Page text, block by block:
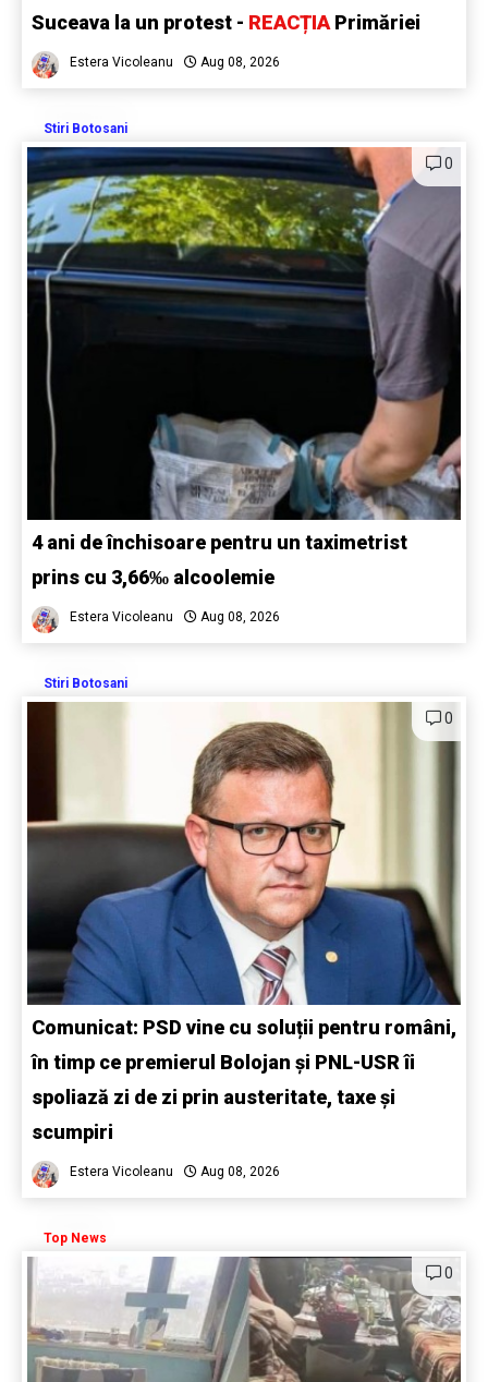
Suceava la un protest - REACȚIA Primăriei
Estera Vicoleanu Aug 08, 2026
Stiri Botosani
0
4 ani de închisoare pentru un taximetrist
prins cu 3,66‰ alcoolemie
Estera Vicoleanu Aug 08, 2026
Stiri Botosani
0
Comunicat: PSD vine cu soluții pentru români,
în timp ce premierul Bolojan și PNL-USR îi
spoliază zi de zi prin austeritate, taxe și
scumpiri
Estera Vicoleanu Aug 08, 2026
Top News
0